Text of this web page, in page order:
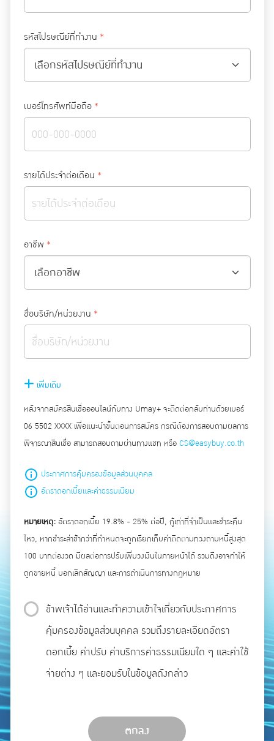
รหัสไปรษณีย์ที่ทำงาน *
เบอร์โทรศัพท์มือถือ*
รายได้ประจำต่อเดือน *
อาชีพ *
ชื่อบริษัท/หน่วยงาน *
เพิ่มเติม
หลังจากสมัครสินเชื่อออนไลน์กับทาง Umay+ จะติดต่อกลับท่านด้วยเบอร์
06 5502 XXXX เพื่อแนะนำขั้นตอนการสมัคร กรณีต้องการสอบถามผลการ
พิจารณาสินเชื่อ สามารถสอบถามผ่านทางแชท หรือCS@easybuy.co.th
ประกาศการคุ้มครองข้อมูลส่วนบุคคล
อัตราดอกเบี้ยและค่าธรรมเนียม
หมายเหตุ:อัตราดอกเบี้ย 19.8% - 25% ต่อปี, กู้เท่าที่จำเป็นและชำระคืน
ไหว, หากชำระล่าช้ากว่าที่กำหนดจะถูกเรียกเก็บค่าติดตามทวงถามหนี้สูงสุด
100 บาทต่องวด มีผลต่อการปรับเพิ่มวงเงินในภายหน้าได้ รวมถึงอาจทำให้
ถูกขายหนี้ บอกเลิกสัญญา และการดำเนินการทางกฎหมาย
ข้าพเจ้าได้อ่านและทำความเข้าใจเกี่ยวกับประกาศการ
คุ้มครองข้อมูลส่วนบุคคล รวมถึงรายละเอียดอัตรา
ดอกเบี้ย ค่าปรับ ค่าบริการค่าธรรมเนียมใด ๆ และค่าใช้
จ่ายต่าง ๆ และยอมรับในข้อมูลดังกล่าว
ตกลง